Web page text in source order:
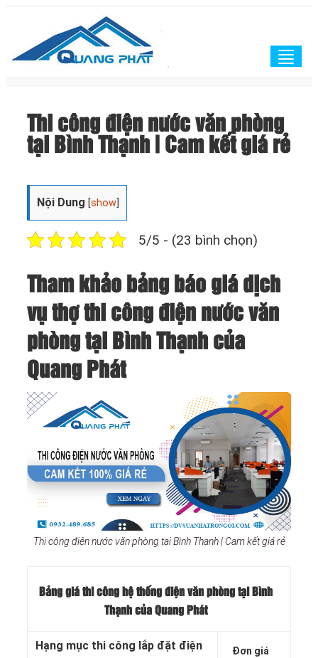
Thi công điện nước văn phòng
tại Bình Thạnh | Cam kết giá rẻ
Nội Dung [show
5/5 - (23 bình chọn)
Tham khảo bảng báo giá dịch
vụ thợ thi công điện nước văn
phòng tại Bình Thạnh của
Quang Phát
Thi công điện nước văn phòng tại Bình Thạnh | Cam kết giá rẻ
Bảng giá thi công hệ thống điện văn phòng tại Bình
Thạnh của Quang Phát
Hạng mục thi công lắp đặt điện
Đơn giá